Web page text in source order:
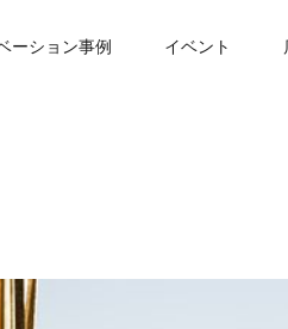
ーション事例 イベント